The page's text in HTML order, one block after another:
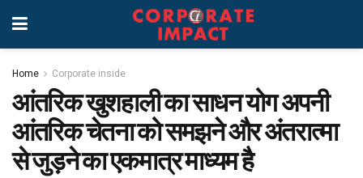
Home Corporate inside
आंतरिक खुशहाली का साधन योग अपनी
आंतरिक चेतना को समझने और अंतरात्मा
से जुड़ने का एकमात्र माध्यम है